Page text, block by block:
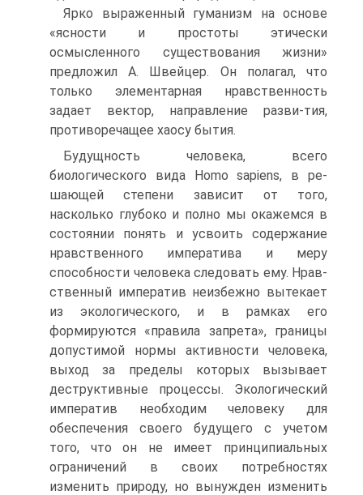
Ярко выраженный гуманизм на основе
«ясности и простоты этически
осмысленного су­ществования жизни»
предложил А. Швейцер. Он полагал, что
только элементарная нрав­ственность
задает вектор, направление разви-тия,
противоречащее хаосу бытия.
Будущность человека, всего
биологического вида Homo sapiens, в ре-
шающей степени зависит от того,
насколько глубоко и полно мы окажемся в
состоянии понять и усвоить со­держание
нравственного императива и меру
способности человека следовать ему. Нрав­
ственный императив неизбежно вытекает
из экологического, и в рамках его
формируются «правила запрета», границы
допустимой нормы активности человека,
выход за пределы ко­торых вызывает
деструктивные процессы. Экологический
императив необходим человеку для
обеспечения своего будущего с учетом
того, что он не имеет принципиальных
ограни­чений в своих потребностях
изменить природу, но вынужден изменить